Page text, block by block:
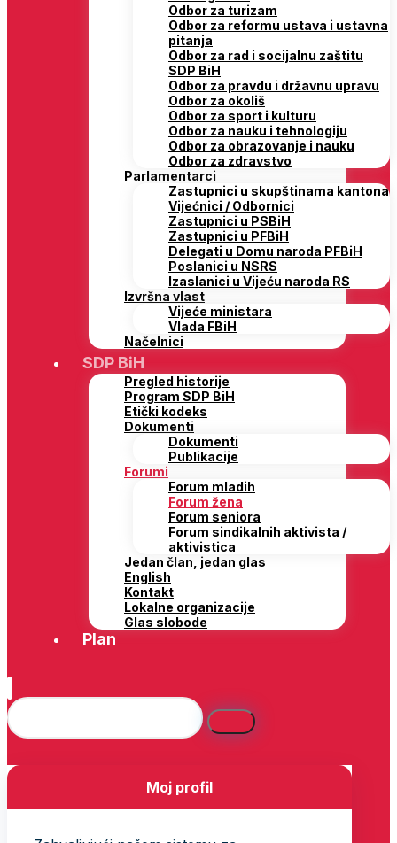
Odbor za turizam
Odbor za reformu ustava i ustavna
pitanja
Odbor za rad i socijalnu zaštitu
SDP BiH
Odbor za pravdu i državnu upravu
Odbor za okoliš
Odbor za sport i kulturu
Odbor za nauku i tehnologiju
Odbor za obrazovanje i nauku
Odbor za zdravstvo
Parlamentarci
Zastupnici u skupštinama kantona
Vijećnici / Odbornici
Zastupnici u PSBiH
Zastupnici u PFBiH
Delegati u Domu naroda PFBiH
Poslanici u NSRS
Izaslanici u Vijeću naroda RS
Izvršna vlast
Vijeće ministara
Vlada FBiH
Načelnici
SDP BiH
Pregled historije
Program SDP BiH
Etički kodeks
Dokumenti
Dokumenti
Publikacije
Forumi
Forum mladih
Forum žena
Forum seniora
Forum sindikalnih aktivista /
aktivistica
Jedan član, jedan glas
English
Kontakt
Lokalne organizacije
Glas slobode
Plan
Moj profil